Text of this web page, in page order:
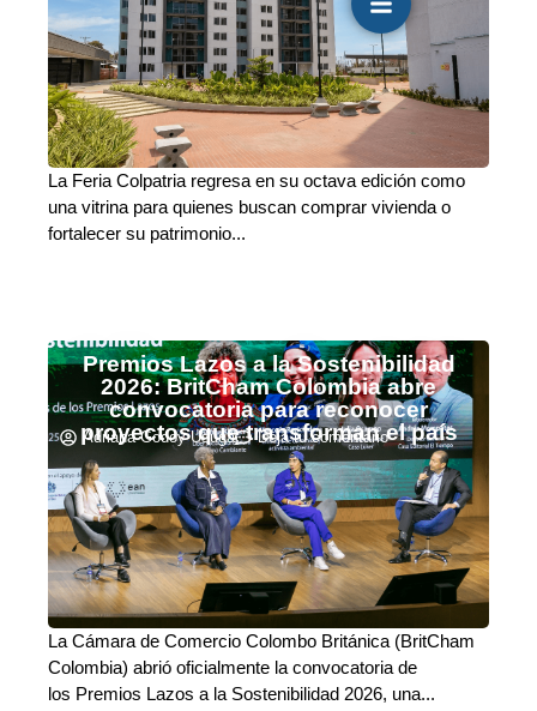
La Feria Colpatria regresa en su octava edición como
una vitrina para quienes buscan comprar vivienda o
fortalecer su patrimonio...
Premios Lazos a la Sostenibilidad
2026: BritCham Colombia abre
convocatoria para reconocer
proyectos que transforman el país
Adriana Godoy Usuga Deja tu comentario
La Cámara de Comercio Colombo Británica (BritCham
Colombia) abrió oficialmente la convocatoria de
los Premios Lazos a la Sostenibilidad 2026, una...